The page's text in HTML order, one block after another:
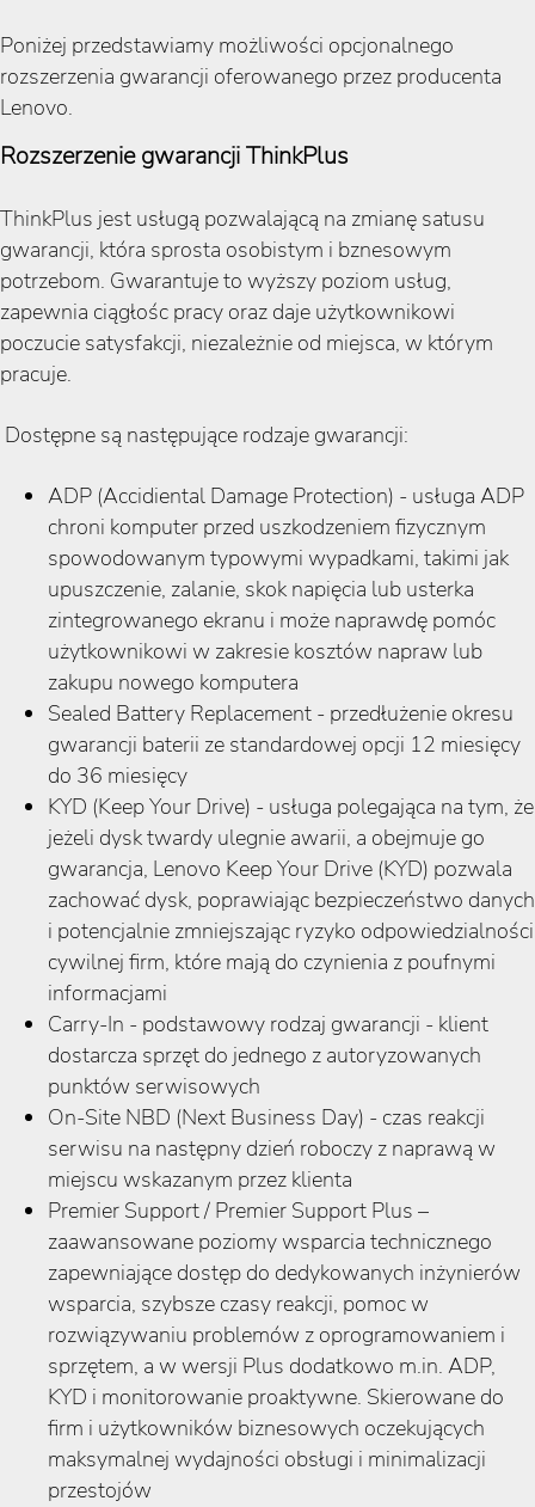
Poniżej przedstawiamy możliwości opcjonalnego
rozszerzenia gwarancji oferowanego przez producenta
Lenovo.
Rozszerzenie gwarancji ThinkPlus
ThinkPlus jest usługą pozwalającą na zmianę satusu
gwarancji, która sprosta osobistym i bznesowym
potrzebom. Gwarantuje to wyższy poziom usług,
zapewnia ciągłośc pracy oraz daje użytkownikowi
poczucie satysfakcji, niezależnie od miejsca, w którym
pracuje.
Dostępne są następujące rodzaje gwarancji:
ADP (Accidiental Damage Protection) - usługa ADP
chroni komputer przed uszkodzeniem fizycznym
spowodowanym typowymi wypadkami, takimi jak
upuszczenie, zalanie, skok napięcia lub usterka
zintegrowanego ekranu i może naprawdę pomóc
użytkownikowi w zakresie kosztów napraw lub
zakupu nowego komputera
Sealed Battery Replacement - przedłużenie okresu
gwarancji baterii ze standardowej opcji 12 miesięcy
do 36 miesięcy
KYD (Keep Your Drive) - usługa polegająca na tym, że
jeżeli dysk twardy ulegnie awarii, a obejmuje go
gwarancja, Lenovo Keep Your Drive (KYD) pozwala
zachować dysk, poprawiając bezpieczeństwo danych
i potencjalnie zmniejszając ryzyko odpowiedzialności
cywilnej firm, które mają do czynienia z poufnymi
informacjami
Carry-In - podstawowy rodzaj gwarancji - klient
dostarcza sprzęt do jednego z autoryzowanych
punktów serwisowych
On-Site NBD (Next Business Day) - czas reakcji
serwisu na następny dzień roboczy z naprawą w
miejscu wskazanym przez klienta
Premier Support / Premier Support Plus –
zaawansowane poziomy wsparcia technicznego
zapewniające dostęp do dedykowanych inżynierów
wsparcia, szybsze czasy reakcji, pomoc w
rozwiązywaniu problemów z oprogramowaniem i
sprzętem, a w wersji Plus dodatkowo m.in. ADP,
KYD i monitorowanie proaktywne. Skierowane do
firm i użytkowników biznesowych oczekujących
maksymalnej wydajności obsługi i minimalizacji
przestojów